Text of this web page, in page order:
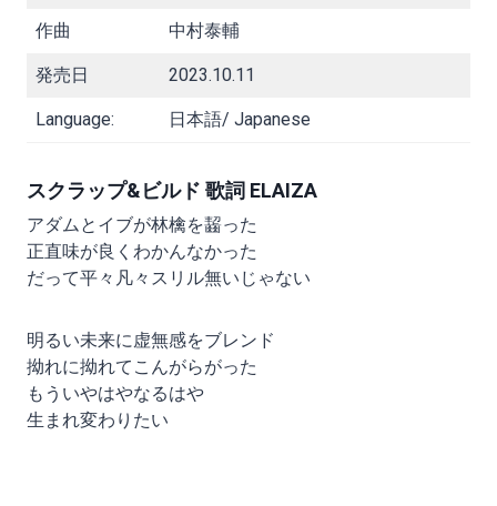
作曲 中村泰輔
発売日 2023.10.11
Language: 日本語/ Japanese
スクラップ&ビルド 歌詞 ELAIZA
アダムとイブが林檎を齧った
正直味が良くわかんなかった
だって平々凡々スリル無いじゃない
明るい未来に虚無感をブレンド
拗れに拗れてこんがらがった
もういやはやなるはや
生まれ変わりたい